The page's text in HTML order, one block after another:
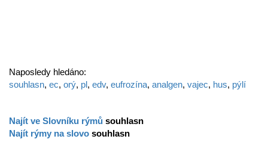
Naposledy hledáno:
souhlasn, ec, orý, pl, edv, eufrozína, analgen, vajec, hus, pýlí
Najít ve Slovníku rýmů souhlasn
Najít rýmy na slovo souhlasn